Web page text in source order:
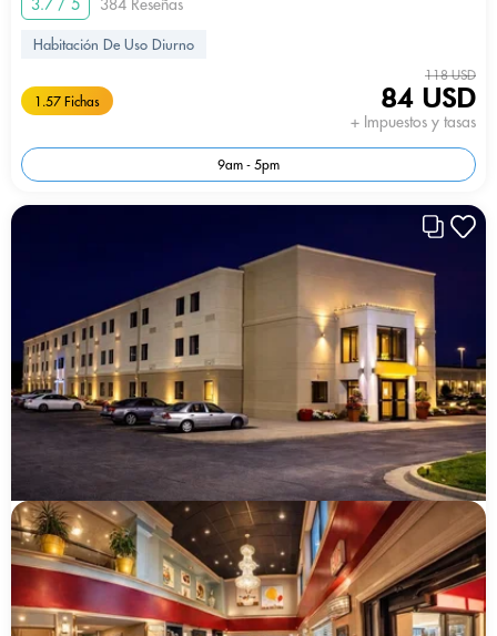
3.7 / 5 384 Reseñas
Habitación De Uso Diurno
1.57 Fichas
118 USD
84 USD
+ Impuestos y tasas
9am - 5pm